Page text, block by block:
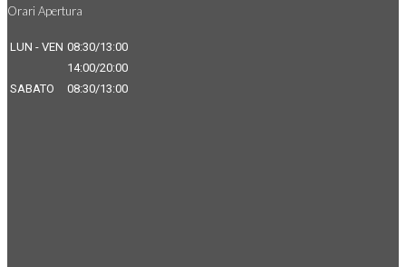
Orari Apertura
LUN - VEN 08:30/13:00
14:00/20:00
SABATO
08:30/13:00